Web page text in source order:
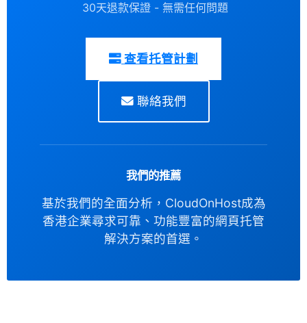
30天退款保證 - 無需任何問題
查看托管計劃
聯絡我們
我們的推薦
基於我們的全面分析，CloudOnHost成為
香港企業尋求可靠、功能豐富的網頁托管
解決方案的首選。